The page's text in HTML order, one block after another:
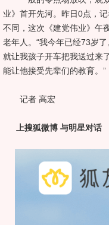
业》首开先河。昨日0点，
不同，这次《建党伟业》午
老年人。“我今年已经73岁
就让我孩子开车把我送过来
能让他接受先辈们的教育。”
记者 高宏
上搜狐微博 与明星对话